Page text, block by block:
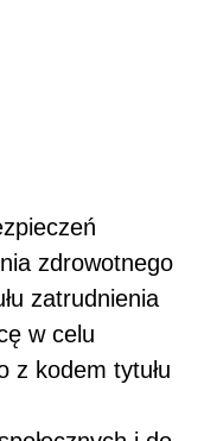
zdrowotnego
zatrudnienia
w celu
z kodem tytułu